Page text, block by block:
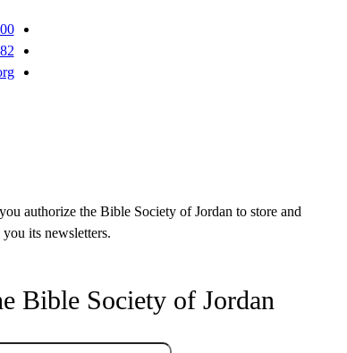
authorize the Bible Society of Jordan to store and
its newsletters.
Bible Society of Jordan